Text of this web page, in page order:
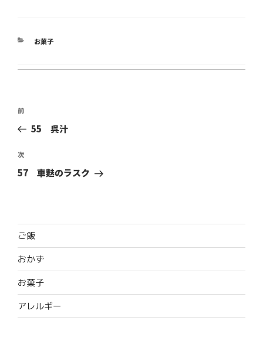
カ
リ
お菓子
ナ
ビ
ゲ
ン
前
の
稿
前
55 呉汁
次
の
次
57 車麩のラスク
ご飯
おかず
お菓子
アレルギー